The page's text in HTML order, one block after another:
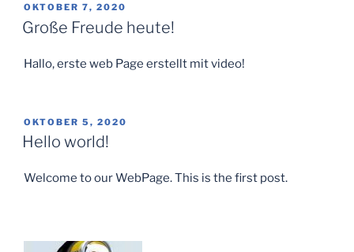
VERÖFFENTLICHT
AM
OKTOBER 7, 2020
Große Freude heute!
Hallo, erste web Page erstellt mit video!
VERÖFFENTLICHT
AM
OKTOBER 5, 2020
Hello world!
Welcome to our WebPage. This is the first post.